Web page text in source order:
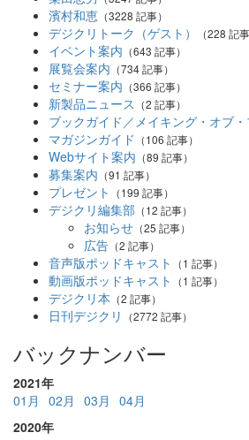
濱村和恵 （3228 記事）
デジクリトーク（ゲスト） （228 記事
イベント案内 （643 記事）
展覧会案内 （734 記事）
セミナー案内 （366 記事）
新製品ニュース （2 記事）
ブックガイド／メイキング・オブ・
マガジンガイド （106 記事）
Webサイト案内 （89 記事）
募集案内 （91 記事）
プレゼント （199 記事）
デジクリ編集部 （12 記事）
お知らせ （25 記事）
広告 （2 記事）
音声版ポッドキャスト （1 記事）
動画版ポッドキャスト （1 記事）
デジクリ本 （2 記事）
日刊デジクリ （2772 記事）
バックナンバー
2021年
01月
02月 03月
04月
2020年